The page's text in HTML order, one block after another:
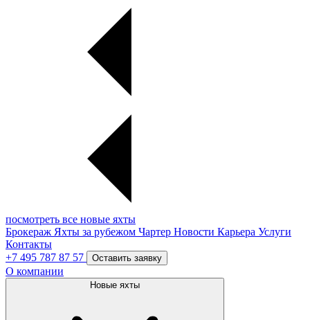
посмотреть все новые яхты
Брокераж Яхты за рубежом Чартер Новости Карьера Услуги
Контакты
+7 495 787 87 57
Оставить заявку
О компании
Новые яхты